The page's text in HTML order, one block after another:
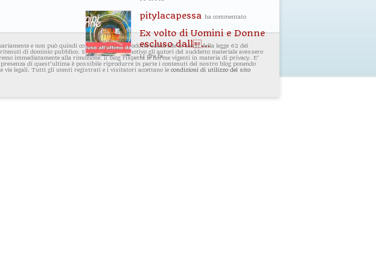
pitylacapessa ha commentato
Ex volto di Uomini e Donne
escluso dall...
11 ore fa
e non può quindi considerarsi un prodotto editoriale ai sensi della legge 62 del
di dominio pubblico. Se per qualsiasi motivo gli autori del suddetto materiale avessero
immediatamente alla rimozione. Il blog rispetta le norme vigenti in materia di privacy. E'
di quest'ultima è possibile riprodurre in parte i contenuti del nostro blog ponendo
vie legali. Tutti gli utenti registrati e i visitatori accettano le condizioni di utilizzo del sito